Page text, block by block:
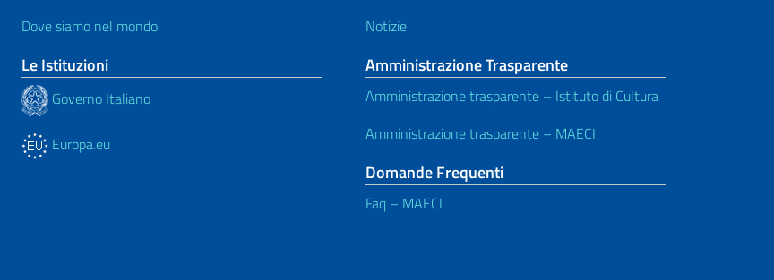
Dove siamo nel mondo
Le Istituzioni
Governo Italiano
Europa.eu
Notizie
Amministrazione Trasparente
Amministrazione trasparente – Istituto di Cultura
Amministrazione trasparente – MAECI
Domande Frequenti
Faq – MAECI